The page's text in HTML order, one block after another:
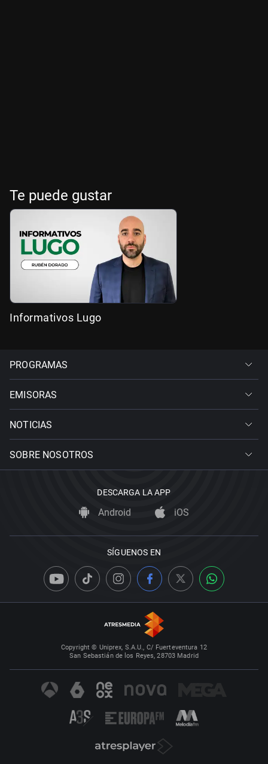
Te puede gustar
Informativos Lugo
PROGRAMAS
EMISORAS
NOTICIAS
SOBRE NOSOTROS
DESCARGA LA APP
Android iOS
SÍGUENOS EN
Copyright © Uniprex, S.A.U., C/ Fuerteventura 12
San Sebastián de los Reyes, 28703 Madrid